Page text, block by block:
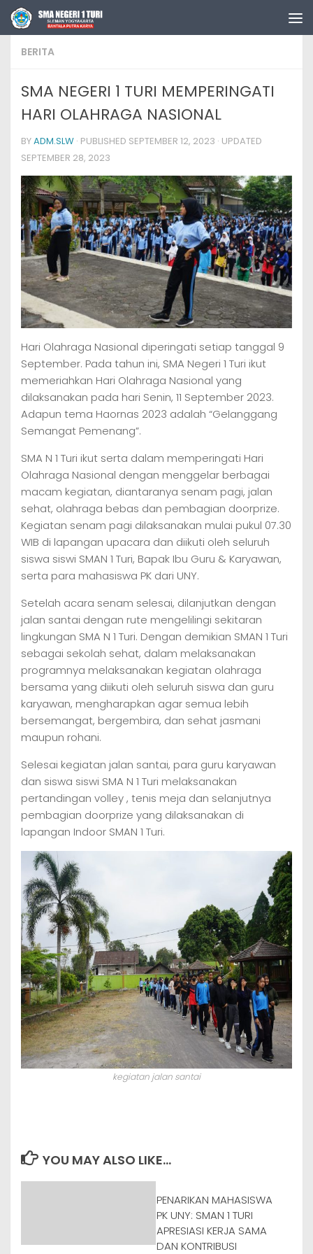
Skip to content
BERITA
SMA NEGERI 1 TURI MEMPERINGATI
HARI OLAHRAGA NASIONAL
BYADM.SLW · PUBLISHED SEPTEMBER 12, 2023 · UPDATED
SEPTEMBER 28, 2023
Hari Olahraga Nasional diperingati setiap tanggal 9
September. Pada tahun ini, SMA Negeri 1 Turi ikut
memeriahkan Hari Olahraga Nasional yang
dilaksanakan pada hari Senin, 11 September 2023.
Adapun tema Haornas 2023 adalah “Gelanggang
Semangat Pemenang”.
SMA N 1 Turi ikut serta dalam memperingati Hari
Olahraga Nasional dengan menggelar berbagai
macam kegiatan, diantaranya senam pagi, jalan
sehat, olahraga bebas dan pembagian doorprize.
Kegiatan senam pagi dilaksanakan mulai pukul 07.30
WIB di lapangan upacara dan diikuti oleh seluruh
siswa siswi SMAN 1 Turi, Bapak Ibu Guru & Karyawan,
serta para mahasiswa PK dari UNY.
Setelah acara senam selesai, dilanjutkan dengan
jalan santai dengan rute mengelilingi sekitaran
lingkungan SMA N 1 Turi. Dengan demikian SMAN 1 Turi
sebagai sekolah sehat, dalam melaksanakan
programnya melaksanakan kegiatan olahraga
bersama yang diikuti oleh seluruh siswa dan guru
karyawan, mengharapkan agar semua lebih
bersemangat, bergembira, dan sehat jasmani
maupun rohani.
Selesai kegiatan jalan santai, para guru karyawan
dan siswa siswi SMA N 1 Turi melaksanakan
pertandingan volley , tenis meja dan selanjutnya
pembagian doorprize yang dilaksanakan di
lapangan Indoor SMAN 1 Turi.
kegiatan jalan santai
YOU MAY ALSO LIKE...
PENARIKAN MAHASISWA
PK UNY: SMAN 1 TURI
APRESIASI KERJA SAMA
DAN KONTRIBUSI